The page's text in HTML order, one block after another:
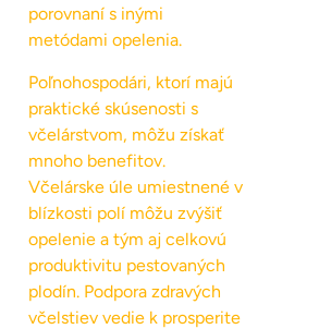
porovnaní s inými
metódami opelenia.
Poľnohospodári, ktorí majú
praktické skúsenosti s
včelárstvom, môžu získať
mnoho benefitov.
Včelárske úle umiestnené v
blízkosti polí môžu zvýšiť
opelenie a tým aj celkovú
produktivitu pestovaných
plodín. Podpora zdravých
včelstiev vedie k prosperite